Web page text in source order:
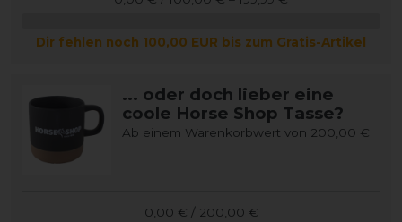
Dir fehlen noch 100,00 EUR bis zum Gratis-Artikel
... oder doch lieber eine
coole Horse Shop Tasse?
Ab einem Warenkorbwert von 200,00 €
0,00 € / 200,00 €